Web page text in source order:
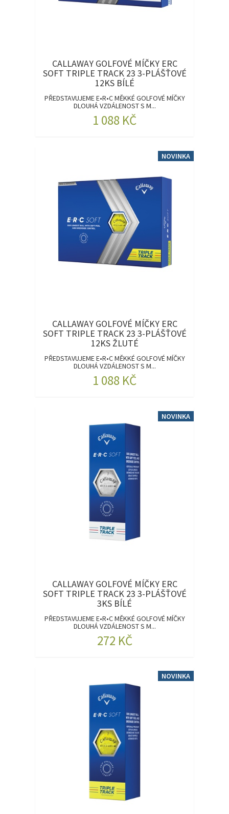
CALLAWAY GOLFOVÉ MÍČKY ERC
SOFT TRIPLE TRACK 23 3-PLÁŠŤOVÉ
12KS BÍLÉ
PŘEDSTAVUJEME E•R•C MĚKKÉ GOLFOVÉ MÍČKY
DLOUHÁ VZDÁLENOST S M...
1 088 KČ
NOVINKA
CALLAWAY GOLFOVÉ MÍČKY ERC
SOFT TRIPLE TRACK 23 3-PLÁŠŤOVÉ
12KS ŽLUTÉ
PŘEDSTAVUJEME E•R•C MĚKKÉ GOLFOVÉ MÍČKY
DLOUHÁ VZDÁLENOST S M...
1 088 KČ
NOVINKA
CALLAWAY GOLFOVÉ MÍČKY ERC
SOFT TRIPLE TRACK 23 3-PLÁŠŤOVÉ
3KS BÍLÉ
PŘEDSTAVUJEME E•R•C MĚKKÉ GOLFOVÉ MÍČKY
DLOUHÁ VZDÁLENOST S M...
272 KČ
NOVINKA